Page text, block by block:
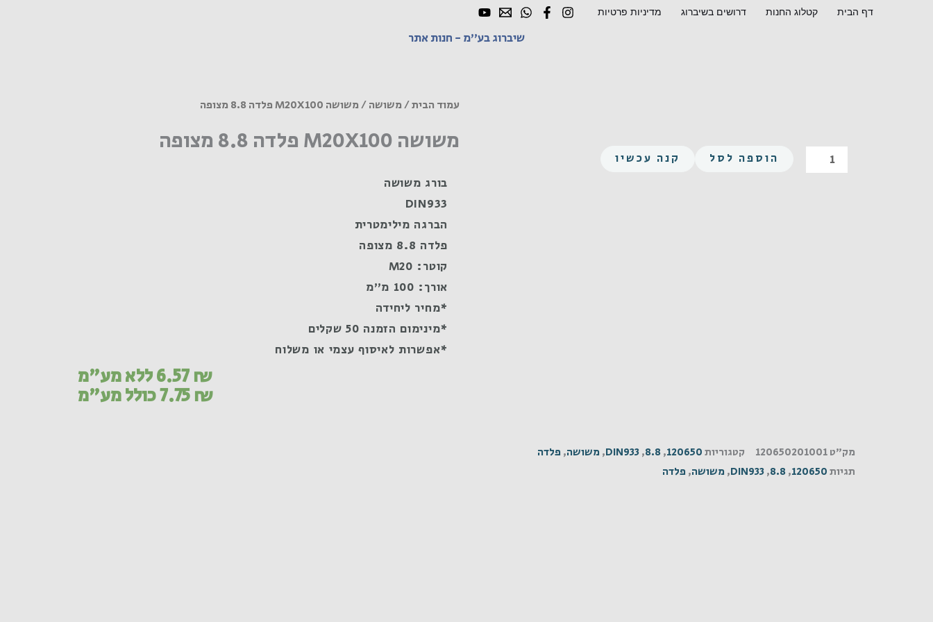
דף הבית קטלוג החנות דרושים בשיברוג מדיניות פרטיות
שיברוג בע"מ - חנות אתר
כמות
של
הוספה לסל קנה עכשיו
עמוד הבית/משושה/ משושה M20X100 פלדה 8.8 מצופה
משושה M20X100 פלדה 8.8 מצופה
בורג משושה
DIN933
הברגה מילימטרית
פלדה 8.8 מצופה
קוטר: M20
אורך: 100 מ"מ
*מחיר ליחידה
*מינימום הזמנה 50 שקלים
*אפשרות לאיסוף עצמי או משלוח
6.57₪ ללא מע"מ
7.75₪ כולל מע"מ
מק"ט120650201001 קטגוריות120650
,
8.8
,
DIN933
, משושה, פלדה
תגיות120650
,
8.8
,
DIN933
, משושה, פלדה